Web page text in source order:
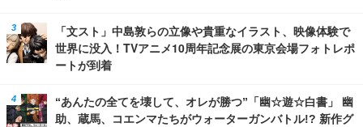
「文スト」中島敦らの立像や貴重なイラスト、映像体験で
世界に没入！TVアニメ10周年記念展の東京会場フォトレポ
ートが到着
“あんたの全てを壊して、オレが勝つ”「幽☆遊☆白書」 幽
助、蔵馬、コエンマたちがウォーターガンバトル!? 新作グ